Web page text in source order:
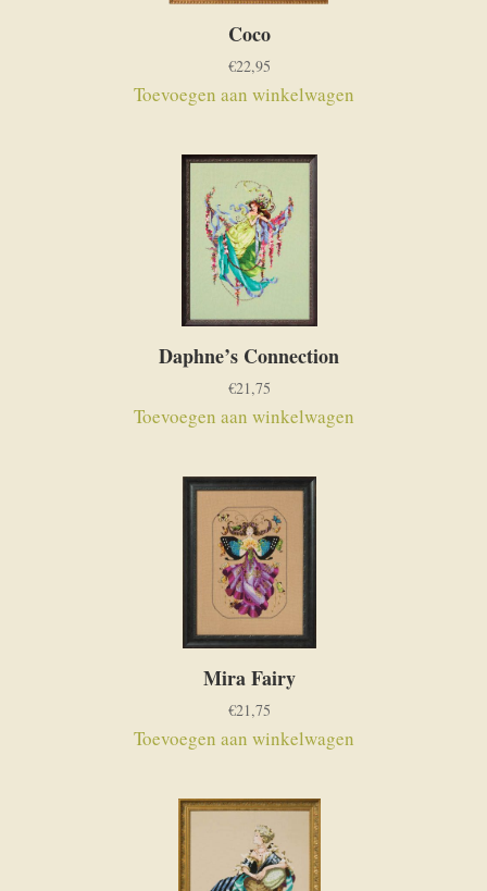
Coco
€22,95
Toevoegen aan winkelwagen
Daphne’s Connection
€21,75
Toevoegen aan winkelwagen
Mira Fairy
€21,75
Toevoegen aan winkelwagen